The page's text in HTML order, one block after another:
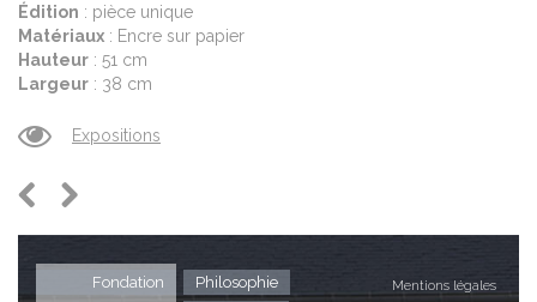
Édition : pièce unique
Matériaux : Encre sur papier
Hauteur : 51 cm
Largeur : 38 cm
Expositions
Mentions légales
Fondation
Philosophie